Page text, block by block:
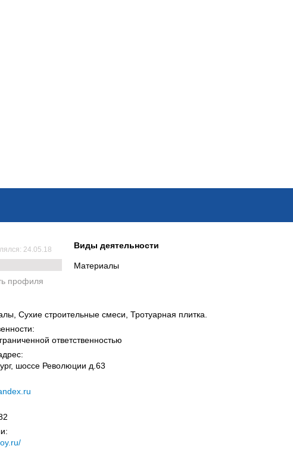
24.05.18
профиля
Виды деятельности
Материалы
Сухие строительные смеси, Тротуарная плитка.
ответственностью
шоссе Революции д.63